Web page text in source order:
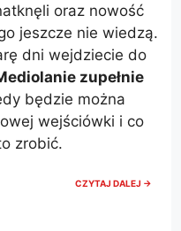
oraz nowość
jeszcze nie wiedzą.
dni wejdziecie do
zupełnie
będzie można
wejściówki i co
zrobić.
CZYTAJ DALEJ →